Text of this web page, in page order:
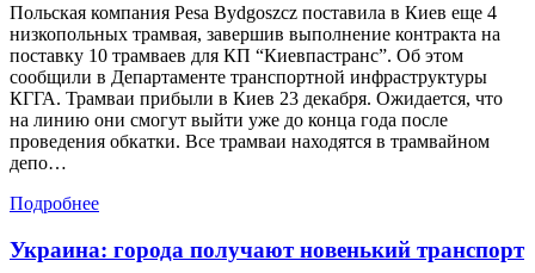
Польская компания Pesa Bydgoszcz поставила в Киев еще 4
низкопольных трамвая, завершив выполнение контракта на
поставку 10 трамваев для КП “Киевпастранс”. Об этом
сообщили в Департаменте транспортной инфраструктуры
КГГА. Трамваи прибыли в Киев 23 декабря. Ожидается, что
на линию они смогут выйти уже до конца года после
проведения обкатки. Все трамваи находятся в трамвайном
депо…
Подробнее
Украина: города получают новенький транспорт